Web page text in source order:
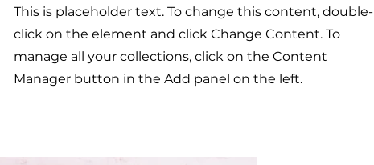
This is placeholder text. To change this content, double-
click on the element and click Change Content. To
manage all your collections, click on the Content
Manager button in the Add panel on the left.